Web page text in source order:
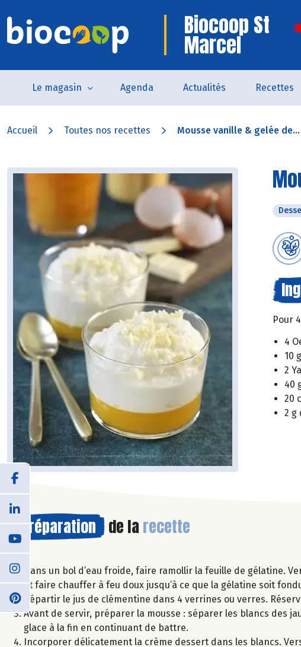
Biocoop St
Marcel
Le magasin Agenda Actualités Recettes
Accueil Toutes nos recettes Mousse vanille & gelée de...
Pour
4
10
2
40
20
2 g
Préparation de la recette
Dans un bol d’eau froide, faire ramollir la feuille de gélatine.
et faire chauffer à feu doux jusqu’à ce que la gélatine soit
Répartir le jus de clémentine dans 4 verrines ou verres.
Avant de servir, préparer la mousse : séparer les blancs des
glace à la fin en continuant de battre.
Incorporer délicatement la crème dessert dans les blancs.